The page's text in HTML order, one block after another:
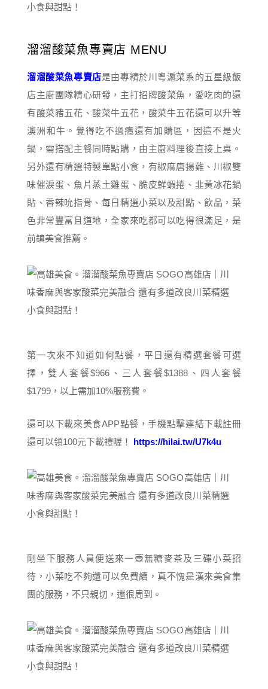
溜溜酸菜魚專賣店 MENU
溜溜酸菜魚專賣店是由專精於川粵滬菜系的五星級飯
店主廚團隊精心研發，主打招牌酸菜魚，愛吃肉的還
有酸菜豬五花、酸菜牛五花，酸菜牛五花還可以升等
澳洲和牛。覺得吃不過癮還有加購區，因這不是火
鍋，需搭配主餐同時點購，由主廚料理後直接上桌。
另外還有精選特製單點小食，有椒麻唐揚雞、川椒雙
味催淚蛋、魚片蒸土雞蛋、脆皮鮮蝦捲、韭黃冰花鍋
貼、香辣吮指骨、每日精選小菜以及甜點、飲品，菜
色非常豐富且道地，全家來吃都可以吃得很滿足，是
前鎮美食推薦。
第一次來不知道如何點餐，平日還有精選套餐可選
擇，雙人套餐$966、三人套餐$1388、四人套餐
$1799，以上需加10%服務費。
還可以下載來美食APP點餐，手機點擊連結下載註冊
還可以領100元下載禮喔！ https://hilai.tw/U7k4u
剛坐下服務人員便送來一壺無糖麥茶及三碟小菜招
待，小菜吃不夠還可以免費續，真不愧是漢來美食集
團的服務，不只親切，還很周到。